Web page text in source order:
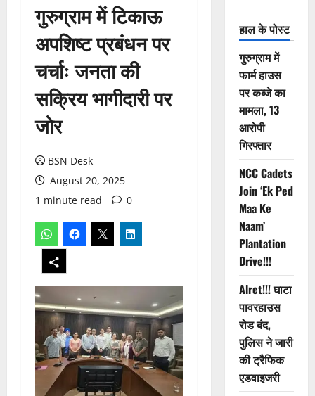
गुरुग्राम में टिकाऊ
अपशिष्ट प्रबंधन पर
चर्चाः जनता की
सक्रिय भागीदारी पर
जोर
BSN Desk
August 20, 2025
1 minute read
0
हाल के पोस्ट
गुरुग्राम में
फार्म हाउस
पर कब्जे का
मामला, 13
आरोपी
गिरफ्तार
NCC Cadets
Join ‘Ek Ped
Maa Ke
Naam’
Plantation
Drive!!!
Alret!!! घाटा
पावरहाउस
रोड बंद,
पुलिस ने जारी
की ट्रैफिक
एडवाइजरी